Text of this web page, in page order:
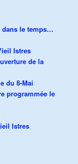
dans le temps…
Istres
de la
du 8-Mai
programmée le
Istres